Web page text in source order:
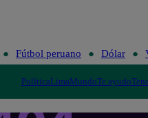
Fútbol peruano Dólar
PolíticaLimaMundoTe ayudo